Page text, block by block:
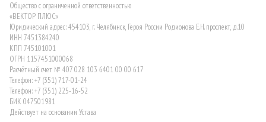
Общество с ограниченной ответственностью
«ВЕКТОР ПЛЮС»
Юридический адрес: 454103, г. Челябинск, Героя России Родионова Е.Н. проспект, д.10
ИНН 7451384240
КПП 745101001
ОГРН 1157451000068
Расчётный счет № 407 028 103 6401 00 00 617
Телефон: +7 (351) 717-01-24
Телефон: +7 (351) 225-16-52
БИК 047501981
Действует на основании Устава